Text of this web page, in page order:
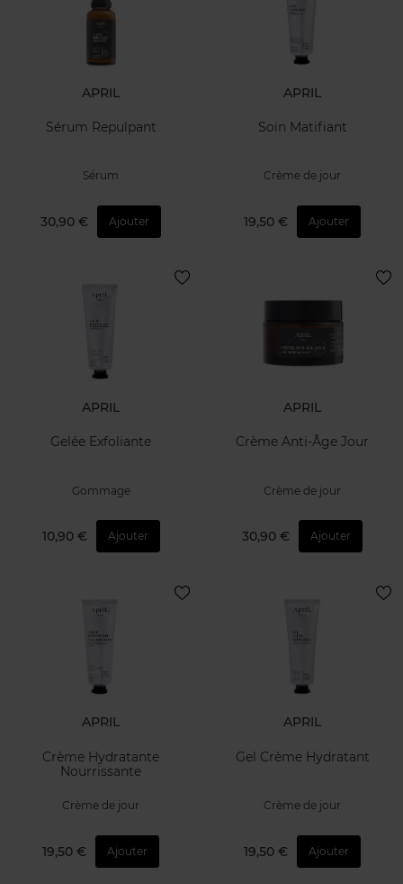
APRIL
Sérum Repulpant
Sérum
30,90 € Ajouter
APRIL
Soin Matifiant
Crème de jour
19,50 € Ajouter
APRIL
Gelée Exfoliante
Gommage
10,90 € Ajouter
APRIL
Crème Anti-Âge Jour
Crème de jour
30,90 € Ajouter
APRIL
Crème Hydratante
Nourrissante
Crème de jour
19,50 € Ajouter
APRIL
Gel Crème Hydratant
Crème de jour
19,50 € Ajouter